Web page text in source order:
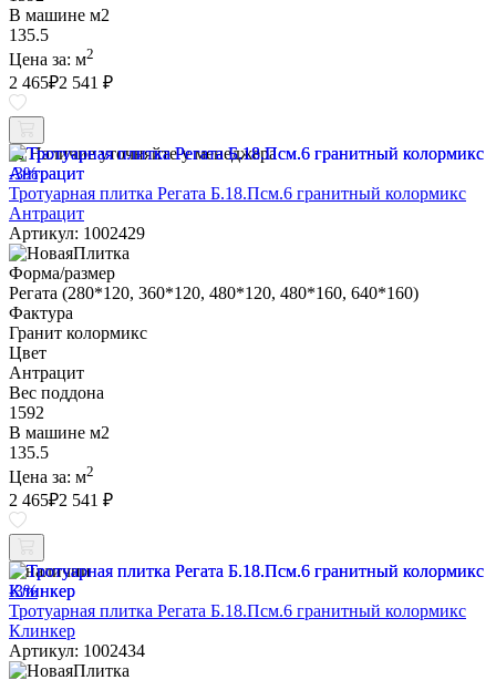
В машине м2
135.5
Цена за: м2
2 465₽2 541 ₽
Наличие уточняйте у менеджера
-3%
Тротуарная плитка Регата Б.18.Псм.6 гранитный колормикс
Антрацит
Артикул: 1002429
Форма/размер
Регата (280*120, 360*120, 480*120, 480*160, 640*160)
Фактура
Гранит колормикс
Цвет
Антрацит
Вес поддона
1592
В машине м2
135.5
Цена за: м2
2 465₽2 541 ₽
В наличии
-3%
Тротуарная плитка Регата Б.18.Псм.6 гранитный колормикс
Клинкер
Артикул: 1002434